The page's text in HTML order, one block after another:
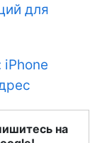
для
на